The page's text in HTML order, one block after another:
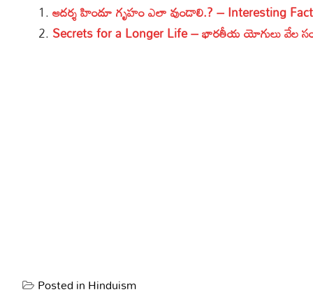
ఆదర్శ హిందూ గృహం ఎలా వుండాలి.? – Interesting
Secrets for a Longer Life – భారతీయ యోగులు వేల
Posted inHinduism